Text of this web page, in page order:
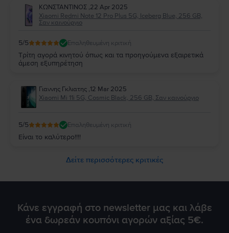
ΚΩΝΣΤΑΝΤΙΝΟΣ ,22 Apr 2025
Xiaomi Redmi Note 12 Pro Plus 5G, Iceberg Blue, 256 GB,
Σαν καινούργιο
5/5 Επαληθευμένη κριτική
Τρίτη αγορά κινητού όπως και τα προηγούμενα εξαιρετικά
άμεση εξυπηρέτηση
Γιαννης Γκλιατης ,12 Mar 2025
Xiaomi Mi 11i 5G, Cosmic Black, 256 GB, Σαν καινούργιο
5/5 Επαληθευμένη κριτική
Είναι το καλύτερο!!!!
Δείτε περισσότερες κριτικές
Κάνε εγγραφή στο newsletter μας και λάβε
ένα δωρεάν κουπόνι αγορών αξίας 5€.